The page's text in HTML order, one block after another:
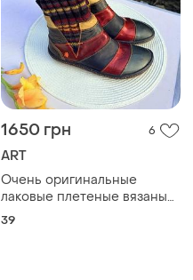
1650 грн 6
ART
Очень оригинальные
лаковые плетеные вязаные
красочные сапоги чулки art
39